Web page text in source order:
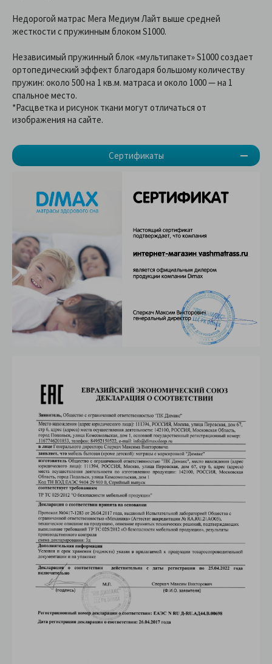
Сертификаты
Недорогой матрас Мега Медиум Лайт выше средней
жесткости с пружинным блоком S1000.
Независимый пружинный блок «мультипакет» S1000 создает
ортопедический эффект благодаря большому количеству
пружин: около 500 на 1 кв.м. матраса и около 1000 — на 1
спальное место.
*Расцветка и рисунок ткани могут отличаться от
изображения на сайте.